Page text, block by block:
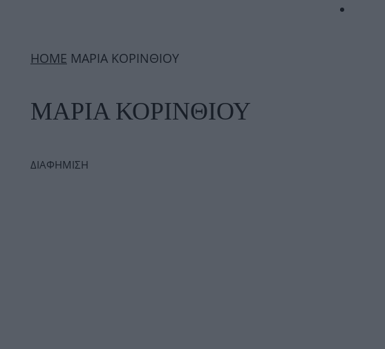
ΗΟΜΕ ΜΑΡΙΑ ΚΟΡΙΝΘΙΟΥ
ΜΑΡΙΑ ΚΟΡΙΝΘΙΟΥ
ΔΙΑΦΗΜΙΣΗ